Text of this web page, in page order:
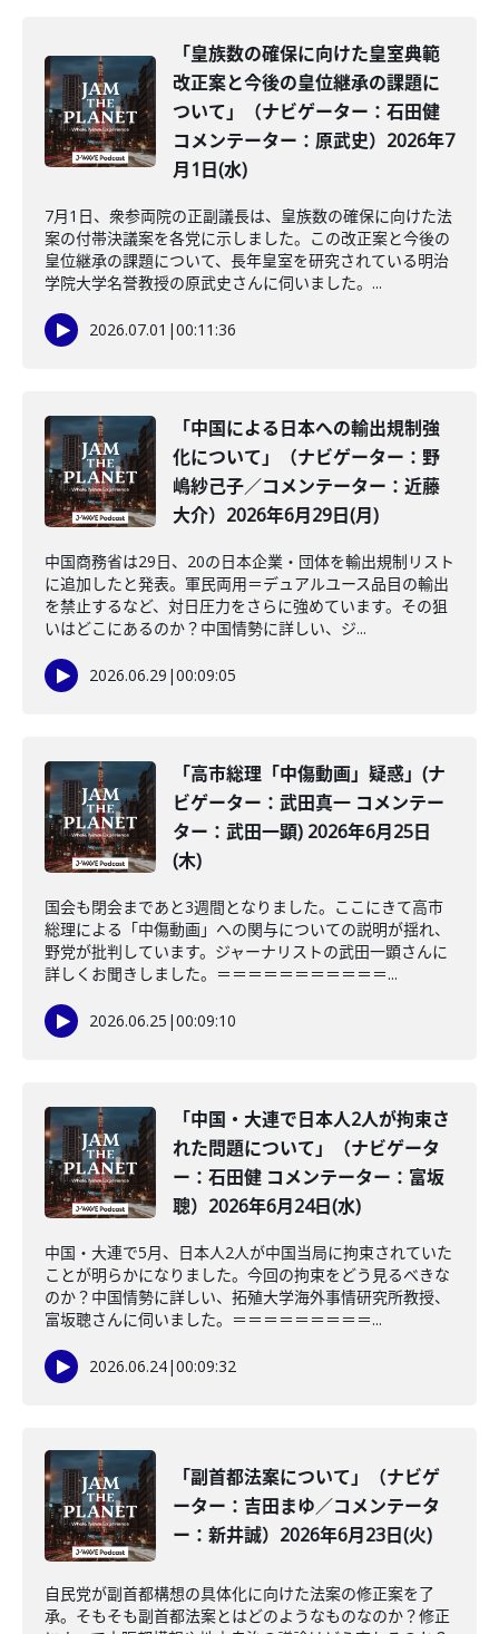
「皇族数の確保に向けた皇室典範
改正案と今後の皇位継承の課題に
ついて」（ナビゲーター：石田健
コメンテーター：原武史）2026年7
月1日(水)
7月1日、衆参両院の正副議長は、皇族数の確保に向けた法
案の付帯決議案を各党に示しました。この改正案と今後の
皇位継承の課題について、長年皇室を研究されている明治
学院大学名誉教授の原武史さんに伺いました。...
2026.07.01 |00:11:36
「中国による日本への輸出規制強
化について」（ナビゲーター：野
嶋紗己子／コメンテーター：近藤
大介）2026年6月29日(月)
中国商務省は29日、20の日本企業・団体を輸出規制リスト
に追加したと発表。軍民両用＝デュアルユース品目の輸出
を禁止するなど、対日圧力をさらに強めています。その狙
いはどこにあるのか？中国情勢に詳しい、ジ...
2026.06.29 |00:09:05
「高市総理「中傷動画」疑惑」(ナ
ビゲーター：武田真一 コメンテー
ター：武田一顕) 2026年6月25日
(木)
国会も閉会まであと3週間となりました。ここにきて高市
総理による「中傷動画」への関与についての説明が揺れ、
野党が批判しています。ジャーナリストの武田一顕さんに
詳しくお聞きしました。＝＝＝＝＝＝＝＝＝＝＝...
2026.06.25 |00:09:10
「中国・大連で日本人2人が拘束さ
れた問題について」（ナビゲータ
ー：石田健 コメンテーター：富坂
聰）2026年6月24日(水)
中国・大連で5月、日本人2人が中国当局に拘束されていた
ことが明らかになりました。今回の拘束をどう見るべきな
のか？中国情勢に詳しい、拓殖大学海外事情研究所教授、
富坂聰さんに伺いました。＝＝＝＝＝＝＝＝＝...
2026.06.24|00:09:32
「副首都法案について」（ナビゲ
ーター：吉田まゆ／コメンテータ
ー：新井誠）2026年6月23日(火)
自民党が副首都構想の具体化に向けた法案の修正案を了
承。そもそも副首都法案とはどのようなものなのか？修正